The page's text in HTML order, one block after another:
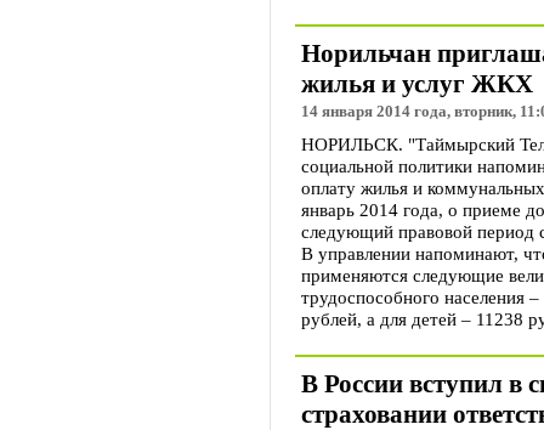
Норильчан
жилья и услуг ЖКХ
14 января 2014 года, вторник,
НОРИЛЬСК. "Таймырский
социальной политики
оплату жилья и
январь 2014 года, о приеме
следующий правовой период
В управлении напоминают,
применяются следующие
трудоспособного населения
рублей, а для детей – 11238
В России вступил в
страховании